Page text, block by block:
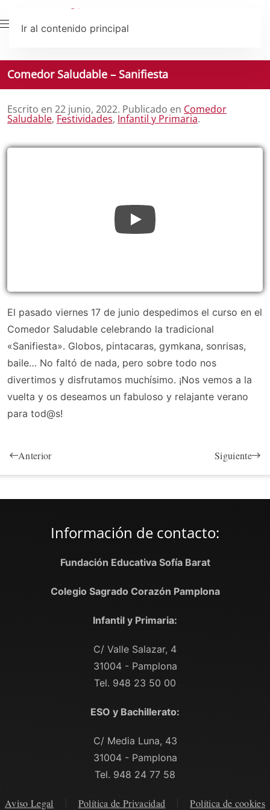
Ir al contenido principal
Comedor Saludable – Sanifiesta
Escrito en 22 junio, 2022. Publicado en Comedor
Saludable, Festividades, Infantil y Primaria.
El pasado viernes 17 de junio despedimos el curso en el
Comedor Saludable celebrando la tradicional
«Sanifiesta». Globos, pintacaras, gymkana, sonrisas,
baile… No faltó de nada, pero sobre todo nos
divertimos y disfrutamos muchísimo. ¡Nos vemos a la
vuelta y os deseamos un fabuloso y relajante verano
para tod@s!
Anterior Siguiente
Información de contacto:
Fundación Educativa Sofía Barat
Colegio Sagrado Corazón Pamplona
Infantil y Primaria:
C/ Valle Salazar, 4
31004 - Pamplona
Tel. 948 23 50 00
ESO y Bachillerato:
C/ Media Luna, 43
31004 - Pamplona
Tel. 948 24 77 58
Aviso Legal Política de Privacidad Política de cookies